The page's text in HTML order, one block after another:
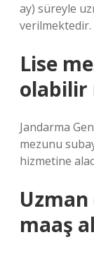
ay) süreyle
verilmektedir.
Lise
olabilir
Jandarma
mezunu
hizmetine
maaş